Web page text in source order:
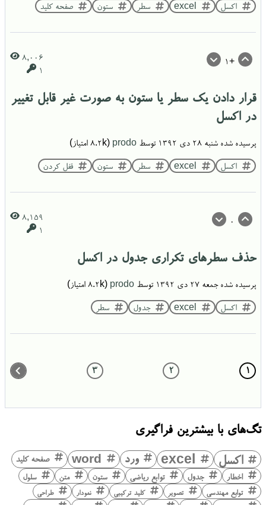
تگ‌های با بیشترین فراگیری
اکسل
excel ورد word صفحه کلید
اخطار جدول توابع ریاضی ستون متن
سلول
توابع مهندسی
تصویر کلید ترکیبی نمودار طراحی
اکسل excel سطر ستون صفحه کلید
+1
8,006
1
قرار دادن یک سطر یا ستون به صورت غیر قابل تغییر
در اکسل
پرسیده شده شنبه ۲۸ دی ۱۳۹۲ توسط prodo
(
8.2k امتیاز)
اکسل excel سطر ستون قفل کردن
0
8,159
1
حذف سطرهای تکراری جدول در اکسل
پرسیده شده جمعه ۲۷ دی ۱۳۹۲ توسط prodo
(
8.2k امتیاز)
اکسل excel جدول سطر
1
2
3